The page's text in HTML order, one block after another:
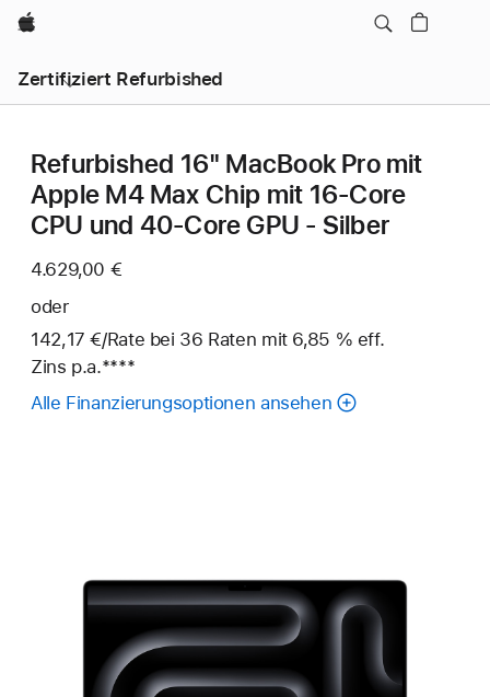
Apple
Zertifiziert Refurbished
Refurbished 16" MacBook Pro mit
Apple M4 Max Chip mit 16‑Core
CPU und 40‑Core GPU - Silber
4.629,00 €
oder
142,17 €/Rate pro
bei 36 Raten Raten
mit 6,85 % eff.
Zins p.a.Fußnote
****
Alle Finanzierungsoptionen ansehen